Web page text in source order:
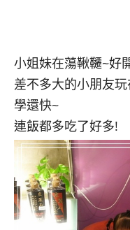
小姐妹在蕩鞦韆~好
差不多大的小朋友
學還快~
連飯都多吃了好多!